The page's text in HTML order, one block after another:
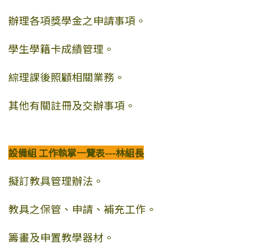
辦理各項獎學金之申請事項。
學生學籍卡成績管理。
綜理課後照顧相關業務。
其他有關註冊及交辦事項。
設備組 工作執掌一覽表---林組長
擬訂教具管理辦法。
教具之保管、申請、補充工作。
籌畫及申置教學器材。